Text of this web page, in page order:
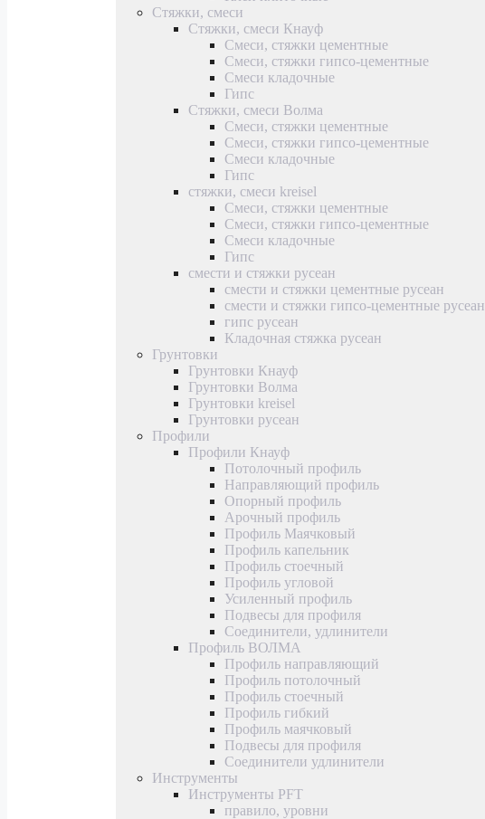
Стяжки, смеси
Стяжки, смеси Кнауф
Смеси, стяжки цементные
Смеси, стяжки гипсо-цементные
Смеси кладочные
Гипс
Стяжки, смеси Волма
Смеси, стяжки цементные
Смеси, стяжки гипсо-цементные
Смеси кладочные
Гипс
стяжки, смеси kreisel
Смеси, стяжки цементные
Смеси, стяжки гипсо-цементные
Смеси кладочные
Гипс
смести и стяжки русеан
смести и стяжки цементные русеан
смести и стяжки гипсо-цементные русеан
гипс русеан
Кладочная стяжка русеан
Грунтовки
Грунтовки Кнауф
Грунтовки Волма
Грунтовки kreisel
Грунтовки русеан
Профили
Профили Кнауф
Потолочный профиль
Направляющий профиль
Опорный профиль
Арочный профиль
Профиль Маячковый
Профиль капельник
Профиль стоечный
Профиль угловой
Усиленный профиль
Подвесы для профиля
Соединители, удлинители
Профиль ВОЛМА
Профиль направляющий
Профиль потолочный
Профиль стоечный
Профиль гибкий
Профиль маячковый
Подвесы для профиля
Соединители удлинители
Инструменты
Инструменты PFT
правило, уровни